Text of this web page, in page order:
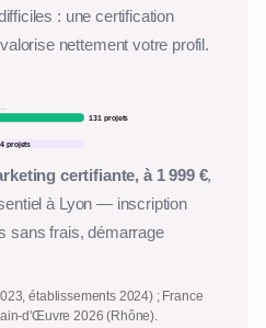
: une certification
nettement votre profil.
131 projets
projets
certifiante, à 1 999 €,
à Lyon — inscription
sans frais, démarrage
établissements 2024) ; France
d'Œuvre 2026 (Rhône).